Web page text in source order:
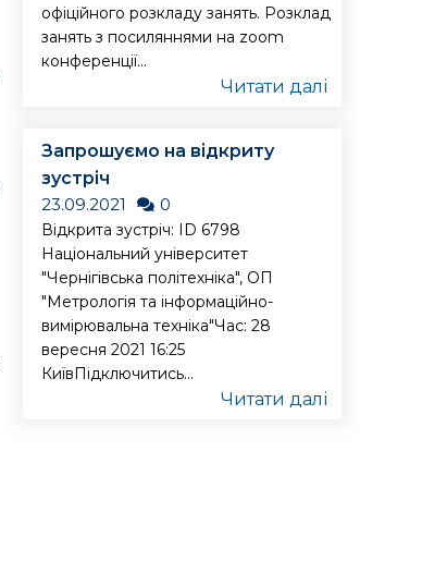
офіційного розкладу занять. Розклад
занять з посиляннями на zoom
конференції...
Читати далі
Запрошуємо на відкриту
зустріч
23.09.2021
0
Відкрита зустріч: ID 6798
Національний університет
"Чернігівська політехніка", ОП
"Метрологія та інформаційно-
вимірювальна техніка"Час: 28
вересня 2021 16:25
КиївПідключитись...
Читати далі